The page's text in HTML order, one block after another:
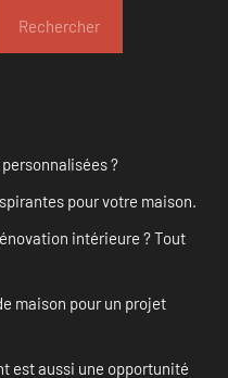
Rechercher
?
pour votre maison.
intérieure ? Tout
maison pour un projet
est aussi une opportunité